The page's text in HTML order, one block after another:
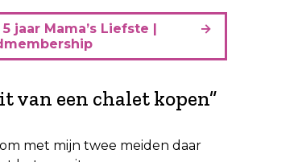
jaar Mama’s Liefste |
van een chalet kopen”
met mijn twee meiden daar